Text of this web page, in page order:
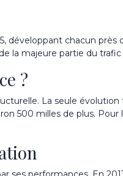
développant chacun
la majeure partie du
?
La seule
500 milles de plus.